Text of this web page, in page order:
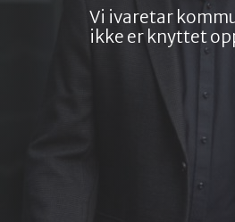
Vi ivaretar
ikke er knyttet